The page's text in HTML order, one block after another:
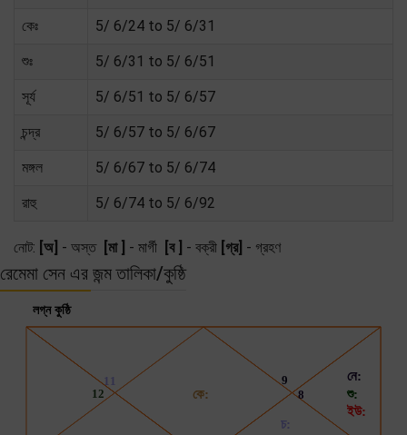
কেঃ 5/ 6/24 to 5/ 6/31
শুঃ 5/ 6/31 to 5/ 6/51
সূর্য 5/ 6/51 to 5/ 6/57
চন্দ্র 5/ 6/57 to 5/ 6/67
মঙ্গল 5/ 6/67 to 5/ 6/74
রাহু 5/ 6/74 to 5/ 6/92
নোট: [অ] - অস্ত [মা ] - মার্গী [ব ] - বক্রী [গ্র] - গ্রহণ
রেমেমা সেন এর জন্ম তালিকা/কুষ্ঠি